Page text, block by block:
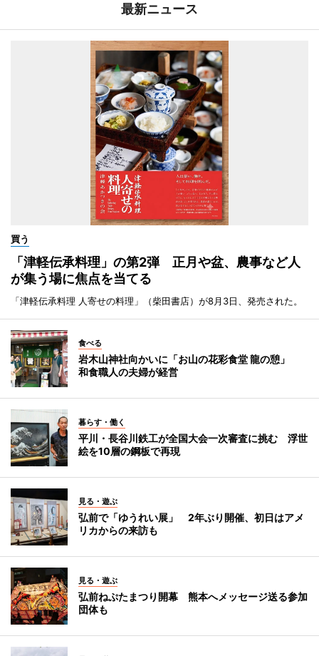
最新ニュース
買う
「津軽伝承料理」の第2弾 正月や盆、農事など人
が集う場に焦点を当てる
「津軽伝承料理 人寄せの料理」（柴田書店）が8月3日、発売された。
食べる
岩木山神社向かいに「お山の花彩食堂 龍の憩」
和食職人の夫婦が経営
暮らす・働く
平川・長谷川鉄工が全国大会一次審査に挑む 浮世
絵を10層の鋼板で再現
見る・遊ぶ
弘前で「ゆうれい展」 2年ぶり開催、初日はアメ
リカからの来訪も
見る・遊ぶ
弘前ねぷたまつり開幕 熊本へメッセージ送る参加
団体も